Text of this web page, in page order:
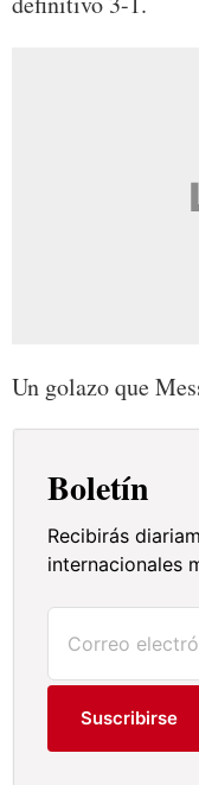
Un golazo que
Boletín
Recibirás
internacionales
Suscribirse